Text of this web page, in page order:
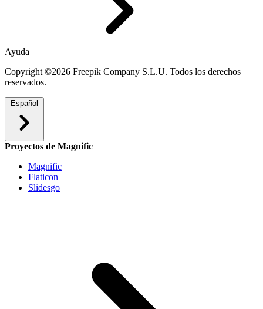
Ayuda
Copyright ©2026 Freepik Company S.L.U. Todos los derechos
reservados.
Español
Proyectos de Magnific
Magnific
Flaticon
Slidesgo